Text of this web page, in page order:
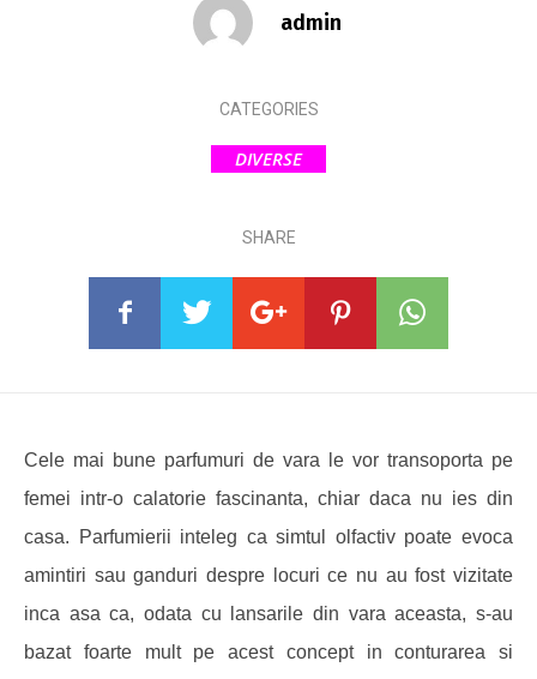
admin
CATEGORIES
DIVERSE
SHARE
Cele mai bune parfumuri de vara le vor transoporta pe
femei intr-o calatorie fascinanta, chiar daca nu ies din
casa.
Parfumierii inteleg ca simtul olfactiv poate evoca
amintiri sau ganduri despre locuri ce nu au fost vizitate
inca asa ca, odata cu lansarile din vara aceasta, s-au
bazat foarte mult pe acest concept in conturarea si